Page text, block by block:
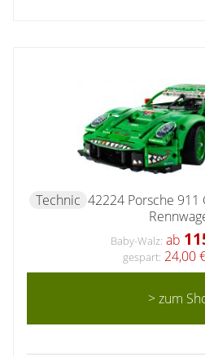
Technic 42224 Porsche 911
Baby-Walz: ab
gespart: 24,00
> zum